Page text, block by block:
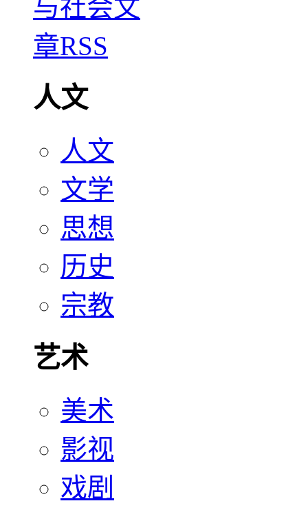
人文
人文
文学
思想
历史
宗教
艺术
美术
影视
戏剧